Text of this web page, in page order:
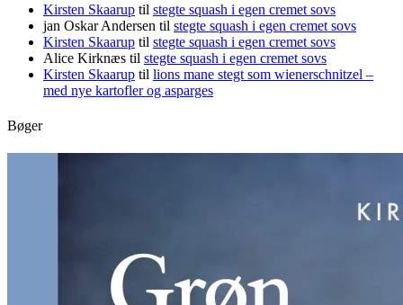
Kirsten Skaarup til stegte squash i egen cremet sovs
jan Oskar Andersen til stegte squash i egen cremet sovs
Kirsten Skaarup til stegte squash i egen cremet sovs
Alice Kirknæs til stegte squash i egen cremet sovs
Kirsten Skaarup til lions mane stegt som wienerschnitzel –
med nye kartofler og asparges
Bøger